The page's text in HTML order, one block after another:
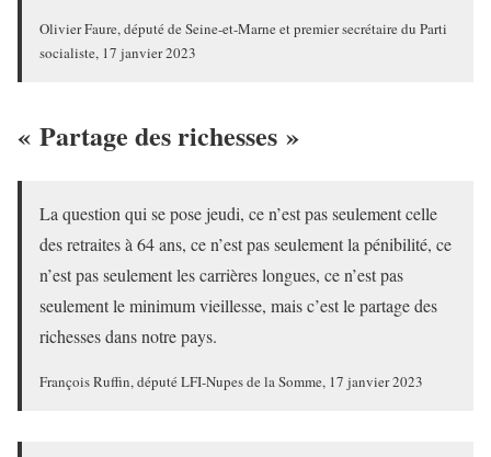
Olivier Faure, député de Seine-et-Marne et premier secrétaire du Parti
socialiste, 17 janvier 2023
« Partage des richesses »
La question qui se pose jeudi, ce n’est pas seulement celle
des retraites à 64 ans, ce n’est pas seulement la pénibilité, ce
n’est pas seulement les carrières longues, ce n’est pas
seulement le minimum vieillesse, mais c’est le partage des
richesses dans notre pays.
François Ruffin, député LFI-Nupes de la Somme, 17 janvier 2023